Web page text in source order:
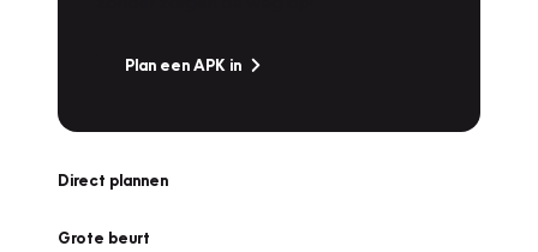
Plan een APK in
Direct plannen
Grote beurt